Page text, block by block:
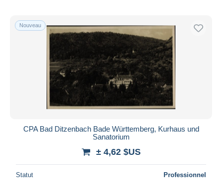
Nouveau
CPA Bad Ditzenbach Bade Württemberg, Kurhaus und
Sanatorium
± 4,62 $US
Statut Professionnel